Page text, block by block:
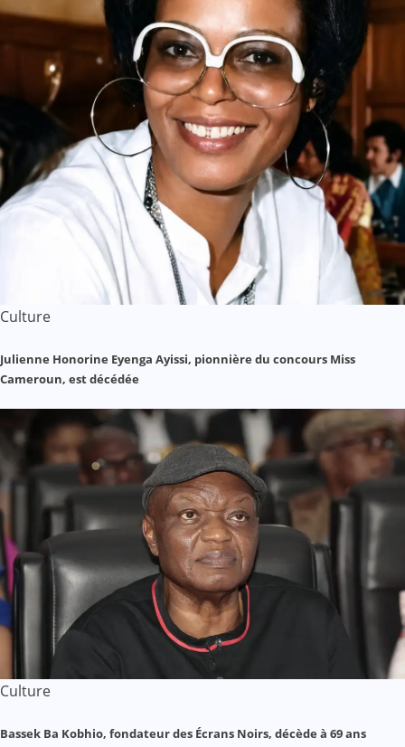
Culture
Julienne Honorine Eyenga Ayissi, pionnière du concours Miss
Cameroun, est décédée
Culture
Bassek Ba Kobhio, fondateur des Écrans Noirs, décède à 69 ans